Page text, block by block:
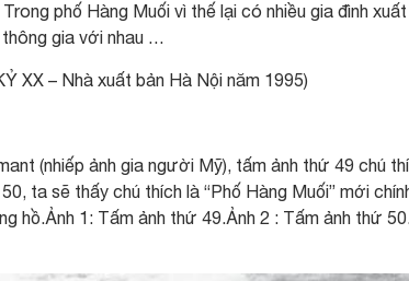
phố Hàng Muối vì thế lại có nhiều gia đình xuất
gia với nhau …
XX – Nhà xuất bản Hà Nội năm 1995)
(nhiếp ảnh gia người Mỹ), tấm ảnh thứ 49 chú
ta sẽ thấy chú thích là “Phố Hàng Muối” mới
hồ.Ảnh 1: Tấm ảnh thứ 49.Ảnh 2 : Tấm ảnh thứ 50.